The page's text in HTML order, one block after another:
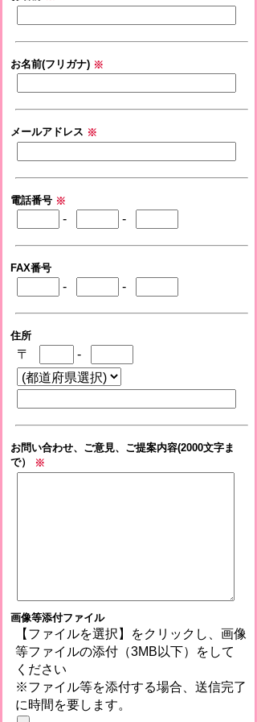
お名前(フリガナ) ※
メールアドレス ※
電話番号 ※
- -
FAX番号
- -
住所
〒 -
お問い合わせ、ご意見、ご提案内容(2000文字ま
で）
※
画像等添付ファイル
【ファイルを選択】をクリックし、画像
等ファイルの添付（3MB以下）をして
ください
※ファイル等を添付する場合、送信完了
に時間を要します。